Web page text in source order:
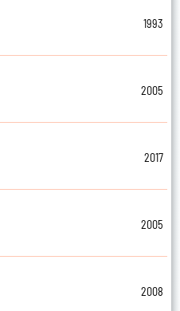
1993
2005
2017
2005
2008